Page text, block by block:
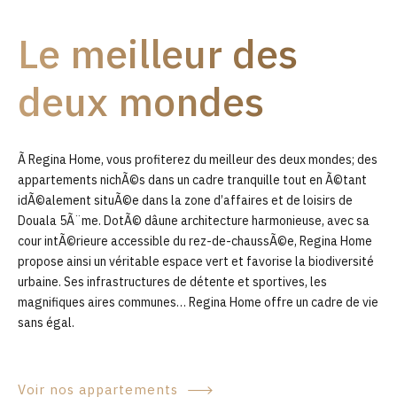
0
Le meilleur des
deux mondes
Ã Regina Home, vous profiterez du meilleur des deux mondes; des
appartements nichÃ©s dans un cadre tranquille tout en Ã©tant
idÃ©alement situÃ©e dans la zone d’affaires et de loisirs de
Douala 5Ã¨me. DotÃ© dâune architecture harmonieuse, avec sa
cour intÃ©rieure accessible du rez-de-chaussÃ©e, Regina Home
propose ainsi un véritable espace vert et favorise la biodiversité
urbaine. Ses infrastructures de détente et sportives, les
magnifiques aires communes… Regina Home offre un cadre de vie
sans égal.
Voir nos appartements